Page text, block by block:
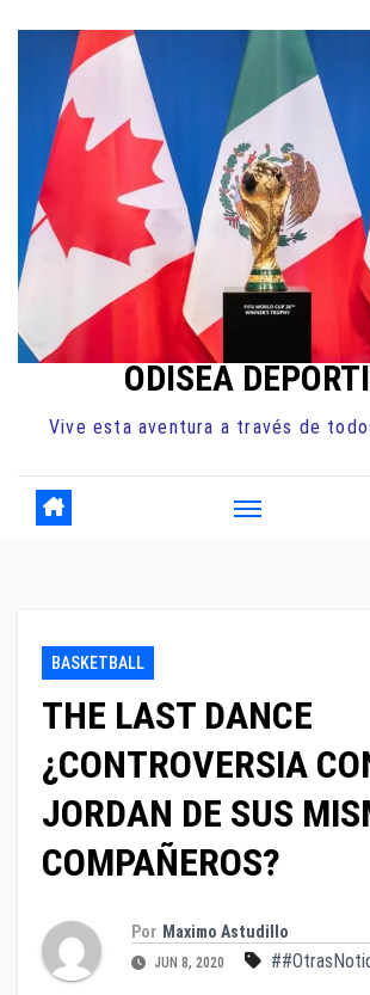
contenido
ODISEA
Vive esta aventura a través de
BASKETBALL
THE LAST DANCE
¿CONTROVERSIA
JORDAN DE SUS
COMPAÑEROS?
Por Maximo Astudillo
JUN 8, 2020